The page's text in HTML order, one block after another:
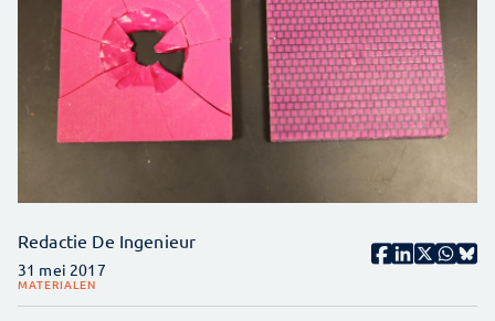
Redactie De Ingenieur
31 mei 2017
MATERIALEN